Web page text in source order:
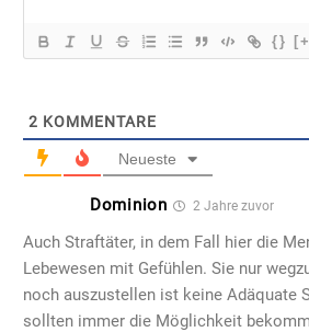
{}
2 KOMMENTARE
Neueste
Dominion 2 Jahre zuvor
Auch Straftäter, in dem Fall hier die
Lebewesen mit Gefühlen. Sie nur
noch auszustellen ist keine Adäquate
sollten immer die Möglichkeit